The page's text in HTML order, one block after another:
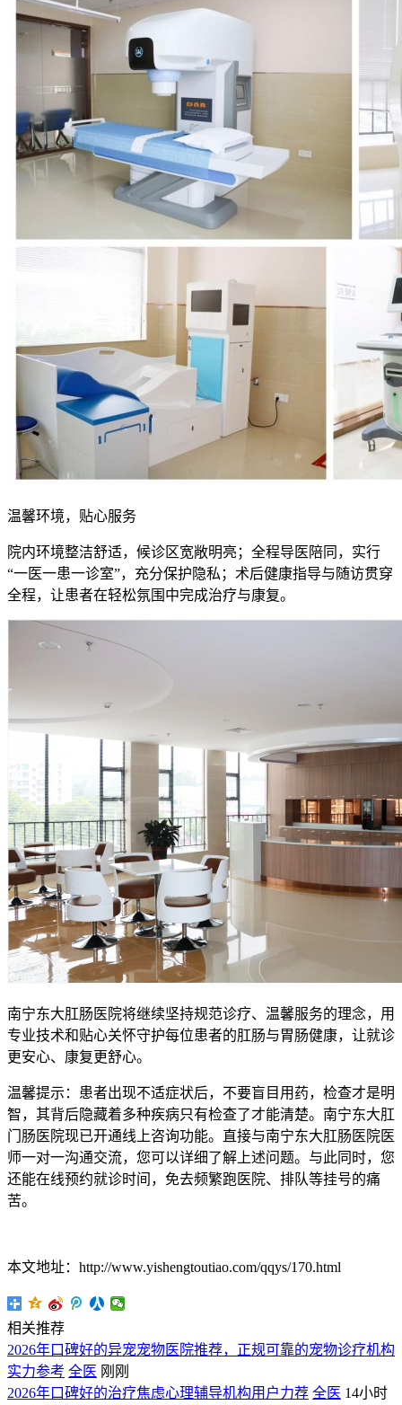
温馨环境，贴心服务
院内环境整洁舒适，候诊区宽敞明亮；全程导医陪同，实行
“一医一患一诊室”，充分保护隐私；术后健康指导与随访贯穿
全程，让患者在轻松氛围中完成治疗与康复。
南宁东大肛肠医院将继续坚持规范诊疗、温馨服务的理念，用
专业技术和贴心关怀守护每位患者的肛肠与胃肠健康，让就诊
更安心、康复更舒心。
温馨提示：患者出现不适症状后，不要盲目用药，检查才是明
智，其背后隐藏着多种疾病只有检查了才能清楚。南宁东大肛
门肠医院现已开通线上咨询功能。直接与南宁东大肛肠医院医
师一对一沟通交流，您可以详细了解上述问题。与此同时，您
还能在线预约就诊时间，免去频繁跑医院、排队等挂号的痛
苦。
本文地址：http://www.yishengtoutiao.com/qqys/170.html
相关推荐
2026年口碑好的异宠宠物医院推荐，正规可靠的宠物诊疗机构
实力参考 全医 刚刚
2026年口碑好的治疗焦虑心理辅导机构用户力荐 全医 14小时